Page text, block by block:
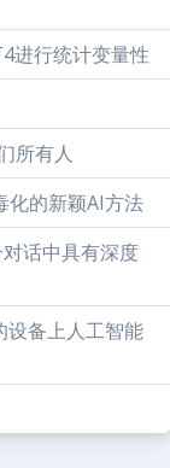
进行统计变量性
所有人
化的新颖AI方法
话中具有深度
备上人工智能